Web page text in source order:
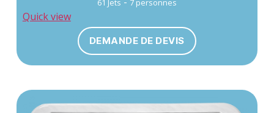
61 Jets 7 personnes
Quick view
DEMANDE DE DEVIS